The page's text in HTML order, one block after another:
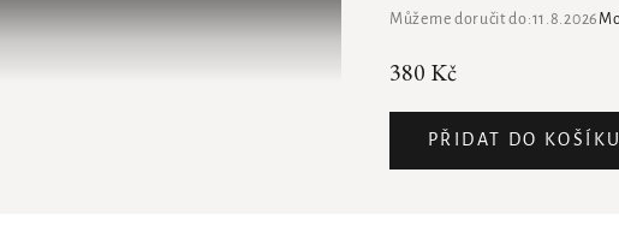
380 Kč
Můžeme doručit do:11.8.2026
PŘIDAT DO KOŠÍKU